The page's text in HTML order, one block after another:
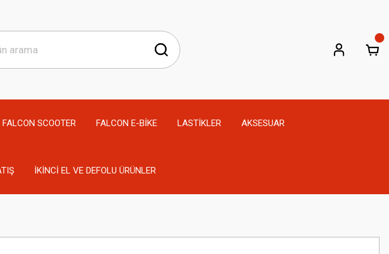
FALCON SCOOTER FALCON E-BİKE LASTİKLER AKSESUAR
İKİNCİ EL VE DEFOLU ÜRÜNLER